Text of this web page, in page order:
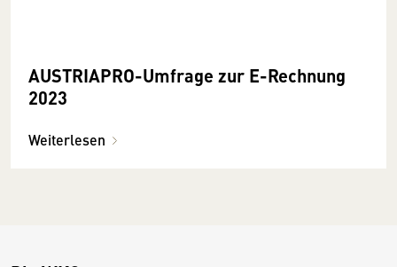
AUSTRIAPRO-Umfrage zur E-Rechnung
2023
Weiterlesen